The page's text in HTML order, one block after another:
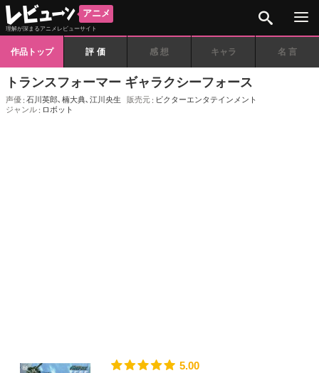
アニメ
理解が深まるアニメレビューサイト
作品トップ 評価 感想 キャラ 名言
トランスフォーマー ギャラクシーフォース
声優 石川英郎､ 楠大典､ 江川央生 販売元
ビクターエンタテインメント
ジャンル
ロボット
5.00